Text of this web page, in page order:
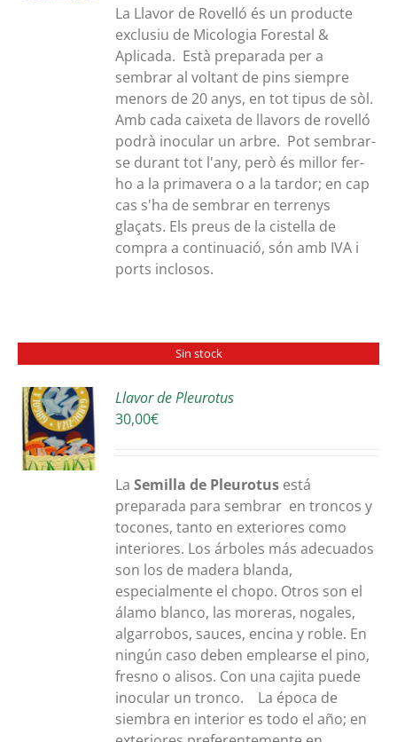
30,00€
a
300,00€
La Llavor de Rovelló és un producte
exclusiu de Micologia Forestal &
Aplicada. Està preparada per a
sembrar al voltant de pins siempre
menors de 20 anys, en tot tipus de sòl.
Amb cada caixeta de llavors de rovelló
podrà inocular un arbre. Pot sembrar-
se durant tot l'any, però és millor fer-
ho a la primavera o a la tardor; en cap
cas s'ha de sembrar en terrenys
glaçats. Els preus de la cistella de
compra a continuació, són amb IVA i
ports inclosos.
Sin stock
Llavor de Pleurotus
30,00€
LaSemilla de Pleurotus está
preparada para sembrar en troncos y
tocones, tanto en exteriores como
interiores. Los árboles más adecuados
son los de madera blanda,
especialmente el chopo. Otros son el
álamo blanco, las moreras, nogales,
algarrobos, sauces, encina y roble. En
ningún caso deben emplearse el pino,
fresno o alisos. Con una cajita puede
inocular un tronco. La época de
siembra en interior es todo el año; en